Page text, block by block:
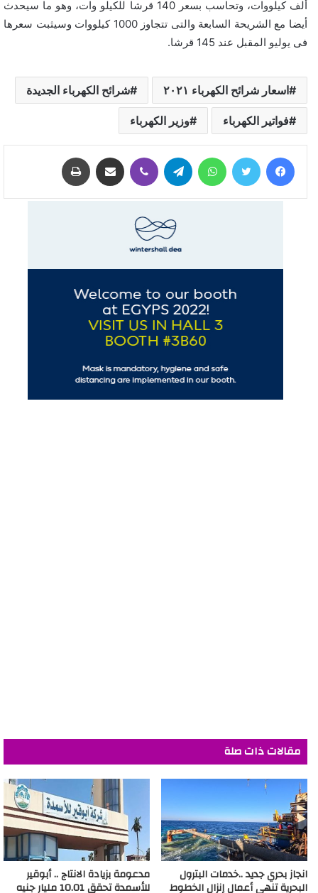
ألف كيلووات، وتحاسب بسعر 140 قرشا للكيلو وات، وهو ما سيحدث
أيضا مع الشريحة السابعة والتى تتجاوز 1000 كيلووات وسيثبت سعرها
فى يوليو المقبل عند 145 قرشا.
اسعار شرائح الكهرباء ٢٠٢١ شرائح الكهرباء الجديدة
فواتير الكهرباء وزير الكهرباء
فيسبوك تويتر واتساب تيلقرام ڤايبر مشاركة عبر البريد
مقالات ذات صلة
انجاز بحري جديد ..خدمات البترول
البحرية تنهي أعمال إنزال الخطوط
مدعومة بزيادة الانتاج .. أبوقير
للأسمدة تحقق 10.01 مليار جنيه